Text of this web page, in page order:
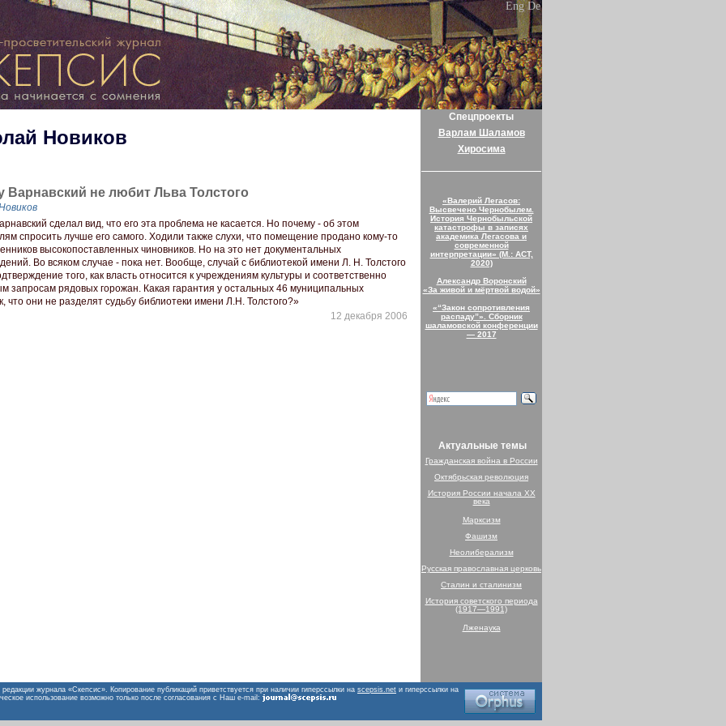
Eng De
Новиков
Варнавский не любит Льва Толстого
сделал вид, что его эта проблема не касается. Но почему - об этом
спросить лучше его самого. Ходили также слухи, что помещение продано кому-то
высокопоставленных чиновников. Но на это нет документальных
Во всяком случае - пока нет. Вообще, случай с библиотекой имени Л. Н. Толстого
того, как власть относится к учреждениям культуры и соответственно
запросам рядовых горожан. Какая гарантия у остальных 46 муниципальных
что они не разделят судьбу библиотеки имени Л.Н. Толстого?»
12 декабря 2006
Спецпроекты
Варлам Шаламов
Хиросима
«Валерий Легасов:
Высвечено Чернобылем.
История Чернобыльской
катастрофы в записях
академика Легасова и
современной
интерпретации» (М.: АСТ,
2020)
Александр Воронский
«За живой и мёртвой водой»
«“Закон сопротивления
распаду”». Сборник
шаламовской конференции
— 2017
Актуальные темы
Гражданская война в России
Октябрьская революция
История России начала XX
века
Марксизм
Фашизм
Неолиберализм
Русская православная церковь
Сталин и сталинизм
История советского периода
(1917—1991)
Лженаука
журнала «Скепсис». Копирование публикаций приветствуется при наличии гиперссылки на scepsis.net и гиперссылки на
использование возможно только после согласования с Наш e-mail: